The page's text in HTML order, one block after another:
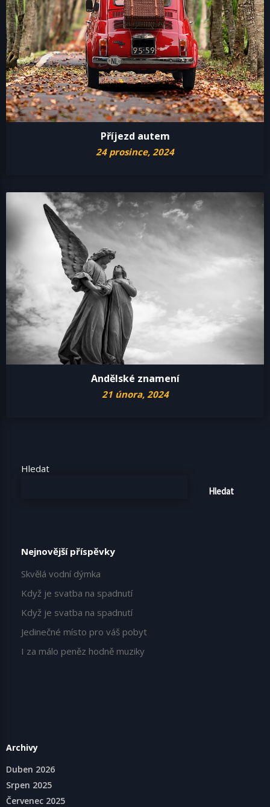
Příjezd autem
24 prosince, 2024
Andělské znamení
21 února, 2024
Hledat
Hledat
Nejnovější příspěvky
Skvělá vodní dýmka
Když je svatba na spadnutí
Když je svatba na spadnutí
Jedinečné místo pro váš pobyt
I za málo peněz hodně muziky
Archivy
Duben 2026
Srpen 2025
Červenec 2025